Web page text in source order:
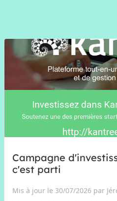
Campagne
c'est parti
Mis à jour le 30/07/2026 par